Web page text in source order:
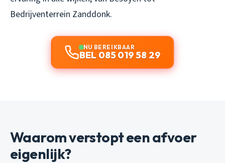
Bedrijventerrein Zanddonk.
NU BEREIKBAAR
BEL 085 019 58 29
Waarom verstopt een afvoer
eigenlijk?